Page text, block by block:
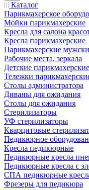
Каталог
Парикмахерское
Мойки парикмахерские
Кресла для салона
Кресла парикмахерские
Парикмахерские
Рабочие места, зеркала
Детские
Тележки
Столы администратора
Диваны для ожидания
Столы для ожидания
Стерилизаторы
УФ стерилизаторы
Кварцитовые
Педикюрное
Кресла педикюрные
Педикюрные кресла
Педикюрные кресла с
СПА педикюрные
Фрезеры для педикюра